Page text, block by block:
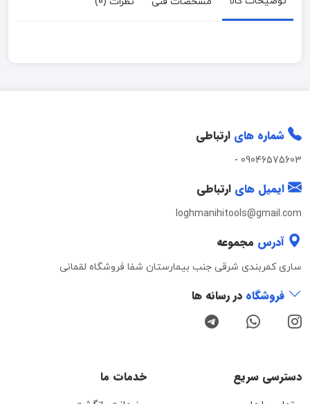
شماره های ارتباطی
09046575603
-
ایمیل های ارتباطی
loghmanihitools@gmail.com
آدرس مجموعه
ساری کمربندی شرقی جنب بیمارستان شفا فروشگاه لقمانی
فروشگاه در رسانه ها
دسترسی سریع خدمات ما